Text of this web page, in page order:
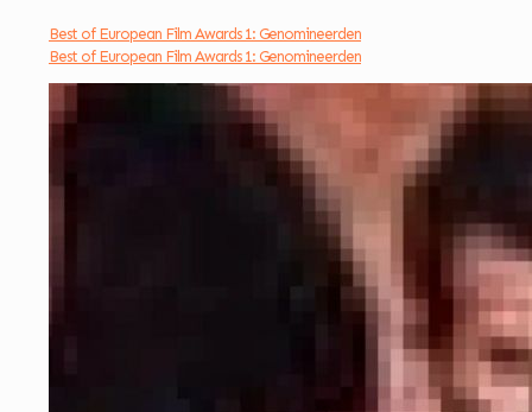
Best of European Film Awards 1: Genomineerden
Best of European Film Awards 1: Genomineerden